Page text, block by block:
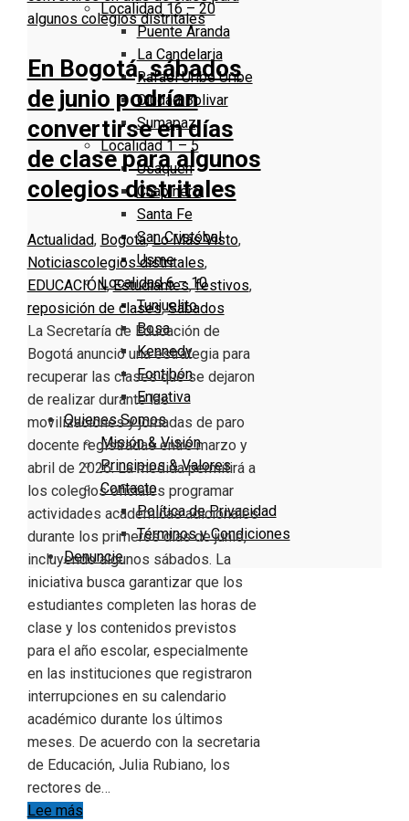
Localidad 16 – 20
Puente Aranda
La Candelaria
Rafael Uribe Uribe
Ciudad Bolivar
Sumapaz
Localidad 1 – 5
Usaquen
Chapinero
Santa Fe
San Cristóbal
Usme
Localidad 6 – 10
Tunjuelito
Bosa
Kennedy
Fontibón
Engativa
Quienes Somos
Misión & Visión
Principios & Valores
Contacto
Política de Privacidad
Términos y Condiciones
Denuncie
En Bogotá, sábados
de junio podrían
convertirse en días
de clase para algunos
colegios distritales
Actualidad, Bogotá,Lo Más Visto,
Noticiascolegios distritales,
EDUCACIÓN,Estudiantes,festivos,
reposición de clases,Sábados
La Secretaría de Educación de
Bogotá anunció una estrategia para
recuperar las clases que se dejaron
de realizar durante las
movilizaciones y jornadas de paro
docente registradas entre marzo y
abril de 2026. La medida permitirá a
los colegios oficiales programar
actividades académicas adicionales
durante los primeros días de junio,
incluyendo algunos sábados. La
iniciativa busca garantizar que los
estudiantes completen las horas de
clase y los contenidos previstos
para el año escolar, especialmente
en las instituciones que registraron
interrupciones en su calendario
académico durante los últimos
meses. De acuerdo con la secretaria
de Educación, Julia Rubiano, los
rectores de…
Lee más